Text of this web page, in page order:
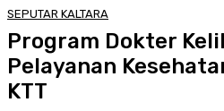
SEPUTAR KALTARA
Program Dokter
Pelayanan
KTT